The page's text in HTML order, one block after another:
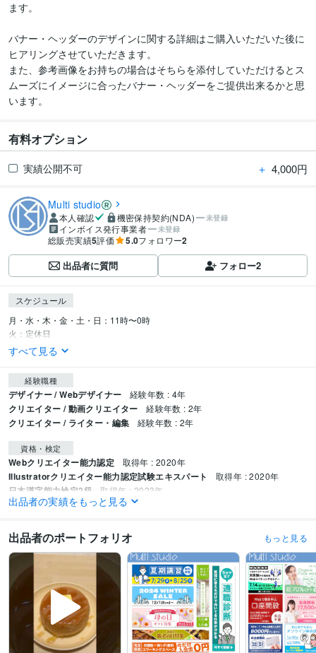
ます。
バナー・ヘッダーのデザインに関する詳細はご購入いただいた後に
ヒアリングさせていただきます。
また、参考画像をお持ちの場合はそちらを添付していただけるとス
ムーズにイメージに合ったバナー・ヘッダーをご提供出来るかと思
います。
有料オプション
実績公開不可 ＋ 4,000円
Multi studio
本人確認 機密保持契約(NDA) 未登録
インボイス発行事業者 未登録
総販売実績5評価 5.0フォロワー2
出品者に質問 フォロー2
スケジュール
月・水・木・金・土・日：11時〜0時
火：定休日
すべて見る
経験職種
デザイナー / Webデザイナー 経験年数 : 4年
クリエイター / 動画クリエイター 経験年数 : 2年
クリエイター / ライター・編集 経験年数 : 2年
資格・検定
Webクリエイター能力認定 取得年 : 2020年
Illustratorクリエイター能力認定試験エキスパート 取得年 : 2020年
日本漢字能力検定2級 取得年 : 2023年
CSS:6年
ビジネス・クリエイティブツール
Pages:6年
Google Analytics:3年
Google Search Console:3年
Adobe Photoshop:6年
Adobe Premiere Pro:2年
Adobe Illustrator:6年 Adobe After Effects:1年
CLIP STUDIO PAINT:0年
出品者の実績をもっと見る
出品者のポートフォリオ もっと見る